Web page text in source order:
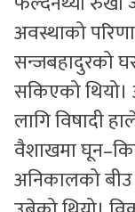
अवस्थाको
सन्जबहादुरको
सकिएको थियो।
लागि विषादी
वैशाखमा
अनिकालको बीउ